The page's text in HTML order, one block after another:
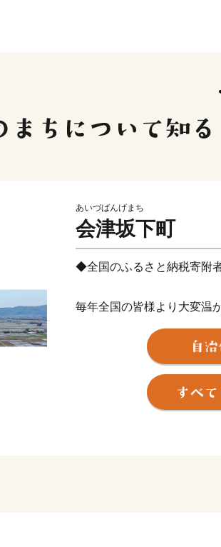
あいづばんげまち
会津坂下町
◆全国のふるさと納税寄附
毎年全国の皆様より大変温
皆さまからご支援頂きまし
切に活用させて頂きます。
会津坂下町は会津穀倉地